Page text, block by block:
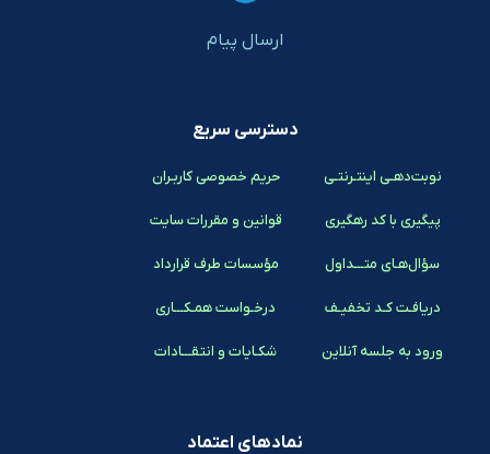
ارسال پیام
دسترسی سریع
نوبت‌دهـی اینتـرنتـی
پیگیری با کد رهگیری
سؤال‌هـای متـــداول
دریافـت کـد تخفیـف
ورود به جلسه آنلاین
حریم خصوصی کاربـران
قوانین و مقررات سایت
مؤسسات طرف قرارداد
درخـواست همـکـــاری
شکـایات و انتقـــادات
نمادهای اعتماد